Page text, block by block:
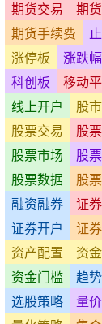
期货交易
期
期货手续费
涨停板
涨跌
科创板
移动
线上开户
股市
股票交易
股
股票市场
股
股票数据
股
融资融券
证
证券开户
证
资产配置
资
资金门槛
趋
选股策略
量